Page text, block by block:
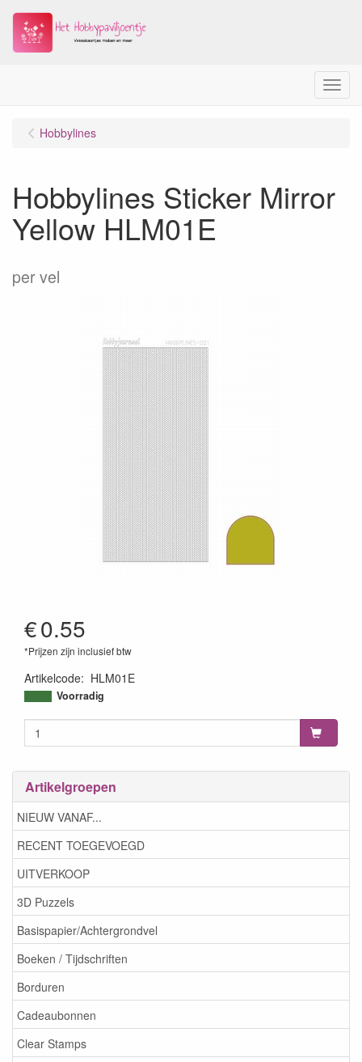
Menu
Artikelgroepen
NIEUW VANAF...
RECENT TOEGEVOEGD
UITVERKOOP
3D Puzzels
Basispapier/Achtergrondvel
Boeken / Tijdschriften
Borduren
Cadeaubonnen
Clear Stamps
Hobbylines
Hobbylines Sticker Mirror
Yellow HLM01E
per vel
€0.55
*Prijzen zijn inclusief btw
Artikelcode: HLM01E
8718715014152
Voorradig